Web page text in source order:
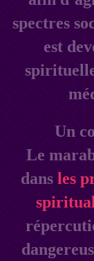
spectres
est
Un
Le
dans les